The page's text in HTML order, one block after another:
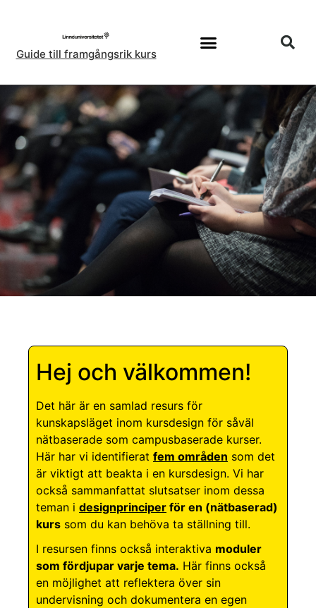
Guide till framgångsrik kurs
Hej och välkommen!
Det här är en samlad resurs för
kunskapsläget inom kursdesign för såväl
nätbaserade som campusbaserade kurser.
Här har vi identifierat fem områden som det
är viktigt att beakta i en kursdesign. Vi har
också sammanfattat slutsatser inom dessa
teman i designprinciper för en (nätbaserad)
kurs som du kan behöva ta ställning till.
I resursen finns också interaktiva moduler
som fördjupar varje tema. Här finns också
en möjlighet att reflektera över sin
undervisning och dokumentera en egen